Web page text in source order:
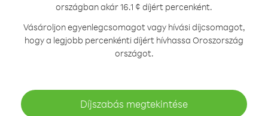
országban akár 16.1 ¢ díjért percenként.
Vásároljon egyenlegcsomagot vagy hívási díjcsomagot,
hogy a legjobb percenkénti díjért hívhassa Oroszország
országot.
Díjszabás megtekintése